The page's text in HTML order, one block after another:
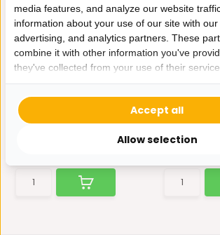
Marokkaanse Handwas
set Chlal/Tasa
Een Chlal of Tasa is een
handwas set wat wordt g...
Marmeren
wit/goud -
kwalitatief
Op
media features, and analyze our website
information about your use of our site with our
advertising, and analytics partners. These
combine it with other information you've
they've collected from your use of their
Allow selection
Accept all